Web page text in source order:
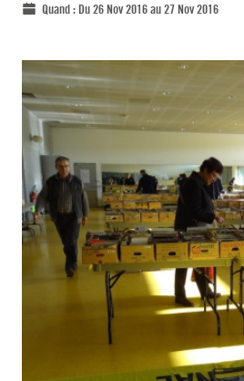
Quand :Du 26 Nov 2016 au 27 Nov 2016